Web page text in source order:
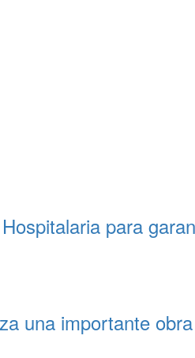
para
una importante